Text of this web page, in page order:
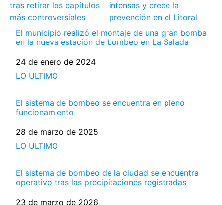
tras retirar los capítulos
más controversiales
intensas y crece la
prevención en el Litoral
El municipio realizó el montaje de una gran bomba
en la nueva estación de bombeo en La Salada
Fecha
24 de enero de 2024
Respecto a
LO ULTIMO
El sistema de bombeo se encuentra en pleno
funcionamiento
Fecha
28 de marzo de 2025
Respecto a
LO ULTIMO
El sistema de bombeo de la ciudad se encuentra
operativo tras las precipitaciones registradas
Fecha
23 de marzo de 2026